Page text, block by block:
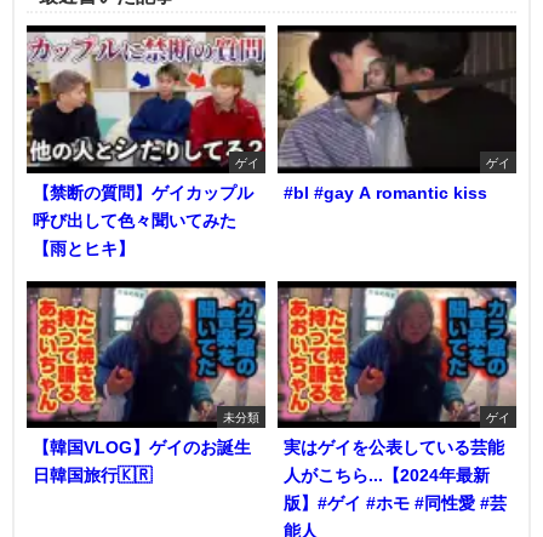
ゲイ
【禁断の質問】ゲイカップル
呼び出して色々聞いてみた
【雨とヒキ】
ゲイ
#bl #gay A romantic kiss
未分類
【韓国VLOG】ゲイのお誕生
日韓国旅行🇰🇷
ゲイ
実はゲイを公表している芸能
人がこちら...【2024年最新
版】#ゲイ #ホモ #同性愛 #芸
能人